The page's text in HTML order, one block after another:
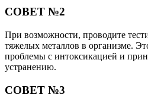
СОВЕТ №2
При возможности, проводите
тяжелых металлов в организме.
проблемы с интоксикацией и
устранению.
СОВЕТ №3